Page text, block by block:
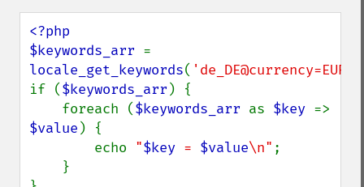
<?php
$keywords_arr
locale_get_keywords(
if ($keywords_arr ) {
    foreach (
$keywords_arr as $key
$value ) {
        echo
"$key = $value\n" ;